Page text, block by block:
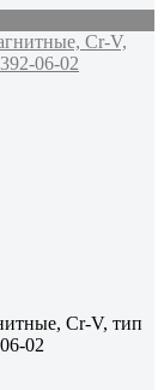
Cr-V, тип
02